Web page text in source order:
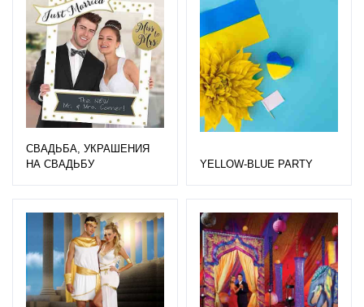
СВАДЬБА, УКРАШЕНИЯ
НА СВАДЬБУ
YELLOW-BLUE PARTY